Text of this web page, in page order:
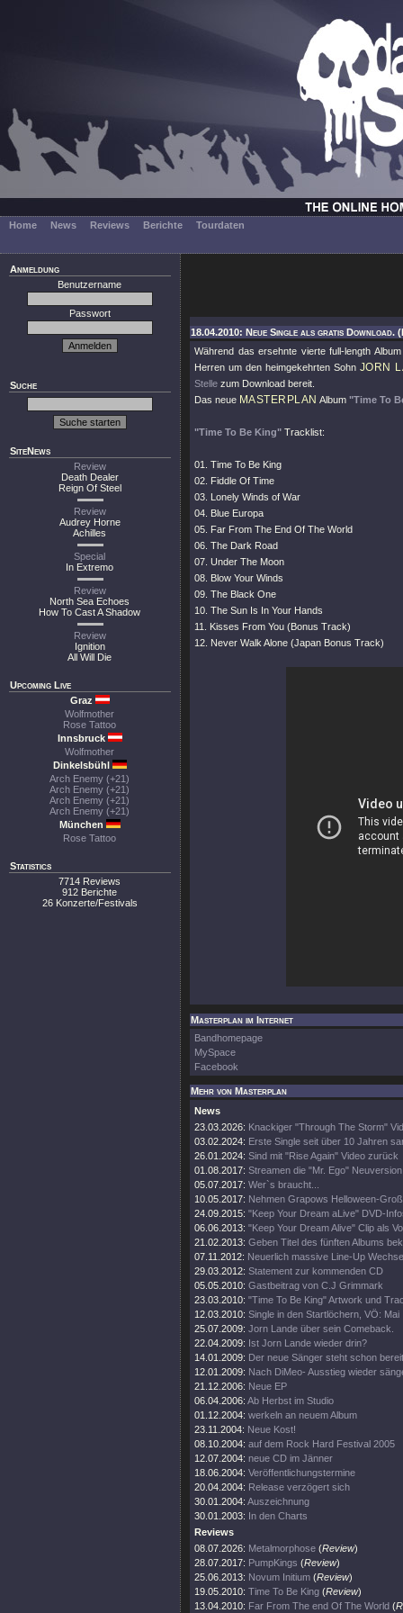
Home News Reviews Berichte Tourdaten
Anmeldung
Benutzername
Passwort
Suche
SiteNews
Review
Death Dealer
Reign Of Steel
Review
Audrey Horne
Achilles
Special
In Extremo
Review
North Sea Echoes
How To Cast A Shadow
Review
Ignition
All Will Die
Upcoming Live
Graz
Wolfmother
Rose Tattoo
Innsbruck
Wolfmother
Dinkelsbühl
Arch Enemy (+21)
Arch Enemy (+21)
Arch Enemy (+21)
Arch Enemy (+21)
München
Rose Tattoo
Statistics
7714 Reviews
912 Berichte
26 Konzerte/Festivals
18.04.2010: Neue Single als gratis Download.
Während das ersehnte vierte full-length
Herren um den heimgekehrten Sohn JORN
Stelle zum Download bereit.
Das neue MASTERPLAN Album "Time To
"Time To Be King" Tracklist:
01. Time To Be King
02. Fiddle Of Time
03. Lonely Winds of War
04. Blue Europa
05. Far From The End Of The World
06. The Dark Road
07. Under The Moon
08. Blow Your Winds
09. The Black One
10. The Sun Is In Your Hands
11. Kisses From You (Bonus Track)
12. Never Walk Alone (Japan Bonus Track)
Masterplan im Internet
Bandhomepage
MySpace
Facebook
Mehr von Masterplan
News
23.03.2026: Knackiger "Through The Storm"
03.02.2024: Erste Single seit über 10 Jahren
26.01.2024: Sind mit "Rise Again" Video zurück
01.08.2017: Streamen die "Mr. Ego" Neuversion
05.07.2017: Wer`s braucht...
10.05.2017: Nehmen Grapows Helloween-
24.09.2015: "Keep Your Dream aLive" DVD-
06.06.2013: "Keep Your Dream Alive" Clip als
21.02.2013: Geben Titel des fünften Albums
07.11.2012: Neuerlich massive Line-Up
29.03.2012: Statement zur kommenden CD
05.05.2010: Gastbeitrag von C.J Grimmark
23.03.2010: "Time To Be King" Artwork und
12.03.2010: Single in den Startlöchern, VÖ: Mai
25.07.2009: Jorn Lande über sein Comeback.
22.04.2009: Ist Jorn Lande wieder drin?
14.01.2009: Der neue Sänger steht schon
12.01.2009: Nach DiMeo- Ausstieg wieder
21.12.2006: Neue EP
06.04.2006: Ab Herbst im Studio
01.12.2004: werkeln an neuem Album
23.11.2004: Neue Kost!
08.10.2004: auf dem Rock Hard Festival 2005
12.07.2004: neue CD im Jänner
18.06.2004: Veröffentlichungstermine
20.04.2004: Release verzögert sich
30.01.2004: Auszeichnung
30.01.2003: In den Charts
Reviews
08.07.2026: Metalmorphose (Review)
28.07.2017: PumpKings (Review)
25.06.2013: Novum Initium (Review)
19.05.2010: Time To Be King (Review)
13.04.2010: Far From The end Of The World (